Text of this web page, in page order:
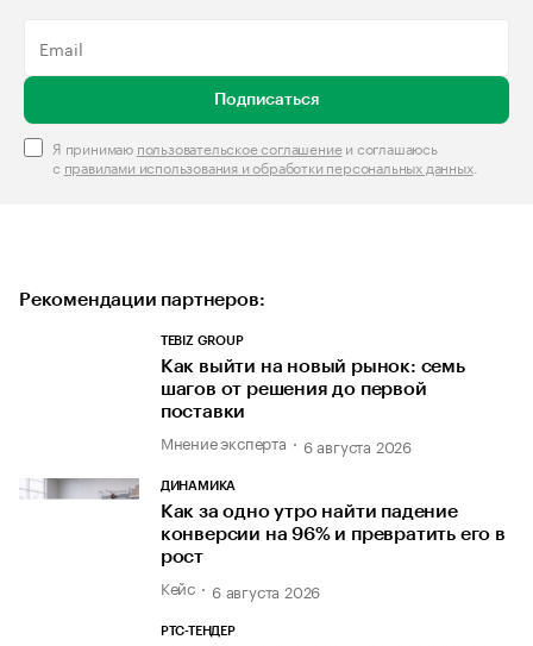
Подписаться
Я принимаю пользовательское соглашениеи соглашаюсь
с правилами использования и обработки персональных данных.
Рекомендации партнеров:
TEBIZ GROUP
Как выйти на новый рынок: семь
шагов от решения до первой
поставки
Мнение эксперта 6 августа 2026
ДИНАМИКА
Как за одно утро найти падение
конверсии на 96% и превратить его в
рост
Кейс 6 августа 2026
РТС-ТЕНДЕР